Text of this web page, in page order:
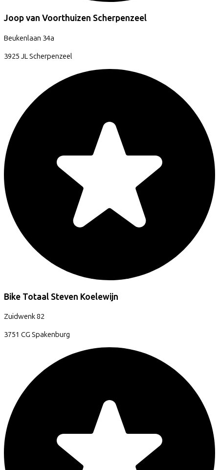
Joop van Voorthuizen Scherpenzeel
Beukenlaan 34a
3925 JLScherpenzeel
Bike Totaal Steven Koelewijn
Zuidwenk82
3751 CG Spakenburg